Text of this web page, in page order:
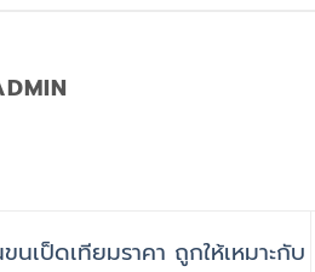
นเป็ดเทียมราคา ถูกให้เหมาะกับ